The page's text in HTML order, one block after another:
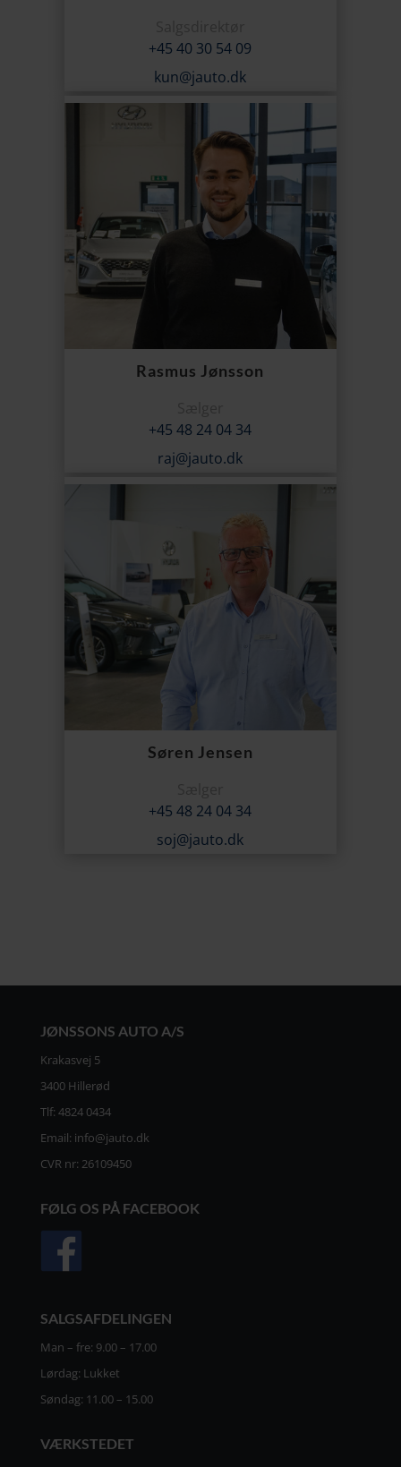
+45 40 30 54 09
kun@jauto.dk
Rasmus Jønsson
+45 48 24 04 34
raj@jauto.dk
Søren Jensen
+45 48 24 04 34
soj@jauto.dk
JØNSSONS AUTO A/S
Krakasvej 5
3400 Hillerød
Tlf: 4824 0434
Email: info@jauto.dk
CVR nr: 26109450
FØLG OS PÅ FACEBOOK
SALGSAFDELINGEN
Man – fre: 9.00 – 17.00
Lørdag: Lukket
Søndag: 11.00 – 15.00
VÆRKSTEDET